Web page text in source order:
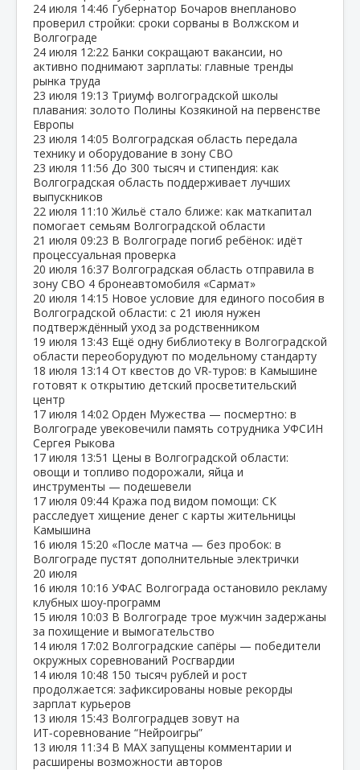
24 июля 14:46 Губернатор Бочаров внепланово
проверил стройки: сроки сорваны в Волжском и
Волгограде
24 июля 12:22 Банки сокращают вакансии, но
активно поднимают зарплаты: главные тренды
рынка труда
23 июля 19:13 Триумф волгоградской школы
плавания: золото Полины Козякиной на первенстве
Европы
23 июля 14:05 Волгоградская область передала
технику и оборудование в зону СВО
23 июля 11:56 До 300 тысяч и стипендия: как
Волгоградская область поддерживает лучших
выпускников
22 июля 11:10 Жильё стало ближе: как маткапитал
помогает семьям Волгоградской области
21 июля 09:23 В Волгограде погиб ребёнок: идёт
процессуальная проверка
20 июля 16:37 Волгоградская область отправила в
зону СВО 4 бронеавтомобиля «Сармат»
20 июля 14:15 Новое условие для единого пособия в
Волгоградской области: с 21 июля нужен
подтверждённый уход за родственником
19 июля 13:43 Ещё одну библиотеку в Волгоградской
области переоборудуют по модельному стандарту
18 июля 13:14 От квестов до VR‑туров: в Камышине
готовят к открытию детский просветительский
центр
17 июля 14:02 Орден Мужества — посмертно: в
Волгограде увековечили память сотрудника УФСИН
Сергея Рыкова
17 июля 13:51 Цены в Волгоградской области:
овощи и топливо подорожали, яйца и
инструменты — подешевели
17 июля 09:44 Кража под видом помощи: СК
расследует хищение денег с карты жительницы
Камышина
16 июля 15:20 «После матча — без пробок: в
Волгограде пустят дополнительные электрички
20 июля
16 июля 10:16 УФАС Волгограда остановило рекламу
клубных шоу‑программ
15 июля 10:03 В Волгограде трое мужчин задержаны
за похищение и вымогательство
14 июля 17:02 Волгоградские сапёры — победители
окружных соревнований Росгвардии
14 июля 10:48 150 тысяч рублей и рост
продолжается: зафиксированы новые рекорды
зарплат курьеров
13 июля 15:43 Волгоградцев зовут на
ИТ‑соревнование “Нейроигры”
13 июля 11:34 В МАХ запущены комментарии и
расширены возможности авторов